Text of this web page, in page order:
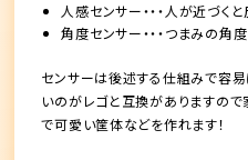
人感センサー・・・人が近づく
角度センサー・・・つまみの角
センサーは後述する仕組みで容
いのがレゴと互換がありますの
で可愛い筐体などを作れます！